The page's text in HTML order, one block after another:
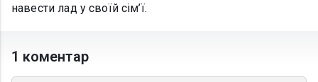
навести лад у своїй сім’ї.
1 коментар